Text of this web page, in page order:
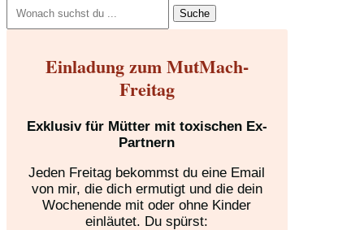
Suchen
nach:
Einladung zum MutMach-
Freitag
Exklusiv für Mütter mit toxischen Ex-
Partnern
Jeden Freitag bekommst du eine Email
von mir, die dich ermutigt und die dein
Wochenende mit oder ohne Kinder
einläutet. Du spürst: